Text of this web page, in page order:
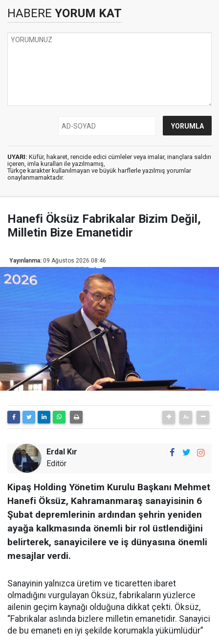
HABERE YORUM KAT
UYARI: Küfür, hakaret, rencide edici cümleler veya imalar, inançlara saldırı
içeren, imla kuralları ile yazılmamış,
Türkçe karakter kullanılmayan ve büyük harflerle yazılmış yorumlar
onaylanmamaktadır.
Hanefi Öksüz Fabrikalar Bizim Değil,
Milletin Bize Emanetidir
Yayınlanma: 09 Ağustos 2026 08:46
Erdal Kır
Editör
Kipaş Holding Yönetim Kurulu Başkanı Mehmet
Hanefi Öksüz, Kahramanmaraş sanayisinin 6
Şubat depremlerinin ardından şehrin yeniden
ayağa kalkmasında önemli bir rol üstlendiğini
belirterek, sanayicilere ve iş dünyasına önemli
mesajlar verdi.
Sanayinin yalnızca üretim ve ticaretten ibaret
olmadığını vurgulayan Öksüz, fabrikaların yüzlerce
ailenin geçim kaynağı olduğuna dikkat çekti. Öksüz,
“Fabrikalar aslında bizlere milletin emanetidir. Sanayici
de bu emaneti en iyi şekilde korumakla yükümlüdür”